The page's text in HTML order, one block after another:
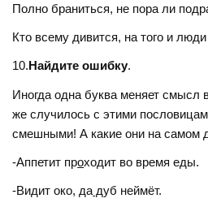
Полно браниться, не пора ли
Кто всему дивится, на того и
10.Найдите ошибку.
Иногда одна буква меняет смысл
же случилось с этими
смешными! А какие они на самом
-Аппетит проходит во время еды.
-Видит око, дадуб неймёт.